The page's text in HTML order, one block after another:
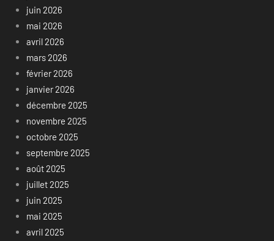
juin 2026
mai 2026
avril 2026
mars 2026
février 2026
janvier 2026
décembre 2025
novembre 2025
octobre 2025
septembre 2025
août 2025
juillet 2025
juin 2025
mai 2025
avril 2025